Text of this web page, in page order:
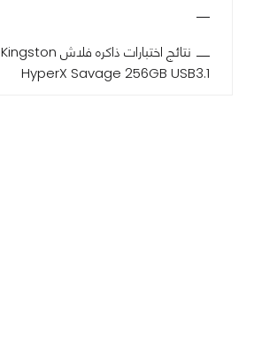
نتائج اختبارات ذاكره فلاش Kingston
HyperX Savage 256GB USB3.1